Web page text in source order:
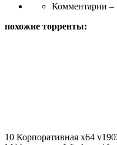
Комментарии –
похожие торренты:
10 Корпоративная x64